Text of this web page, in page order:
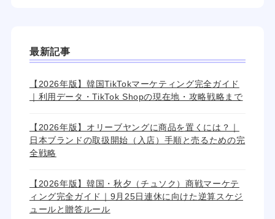
最新記事
【2026年版】韓国TikTokマーケティング完全ガイド
｜利用データ・TikTok Shopの現在地・攻略戦略まで
【2026年版】オリーブヤングに商品を置くには？｜
日本ブランドの取扱開始（入店）手順と売るための完
全戦略
【2026年版】韓国・秋夕（チュソク）商戦マーケテ
ィング完全ガイド｜9月25日連休に向けた逆算スケジ
ュールと贈答ルール